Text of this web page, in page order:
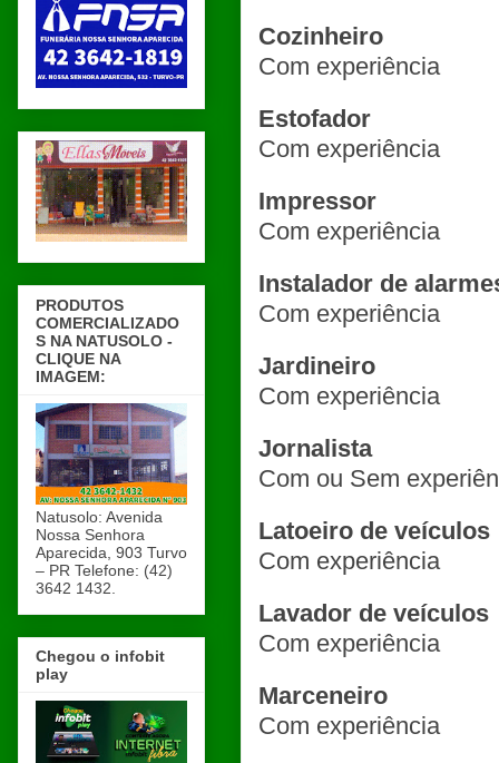
Cozinheiro
Com experiência
Estofador
Com experiência
Impressor
Com experiência
Instalador de
Com experiência
Jardineiro
Com experiência
Jornalista
Com ou Sem
Latoeiro de veículos
Com experiência
Lavador de veículos
Com experiência
Marceneiro
Com experiência
PRODUTOS
COMERCIALIZADO
S NA NATUSOLO -
CLIQUE NA
IMAGEM:
Natusolo: Avenida
Nossa Senhora
Aparecida, 903 Turvo
– PR Telefone: (42)
3642 1432.
Chegou o infobit
play